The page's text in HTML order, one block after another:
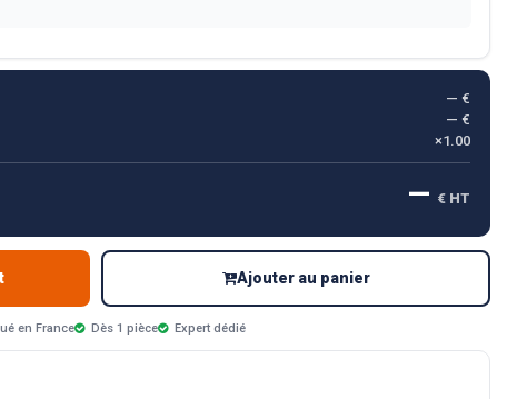
— €
— €
×1.00
— € HT
Ajouter au panier
en France Dès 1 pièce Expert dédié